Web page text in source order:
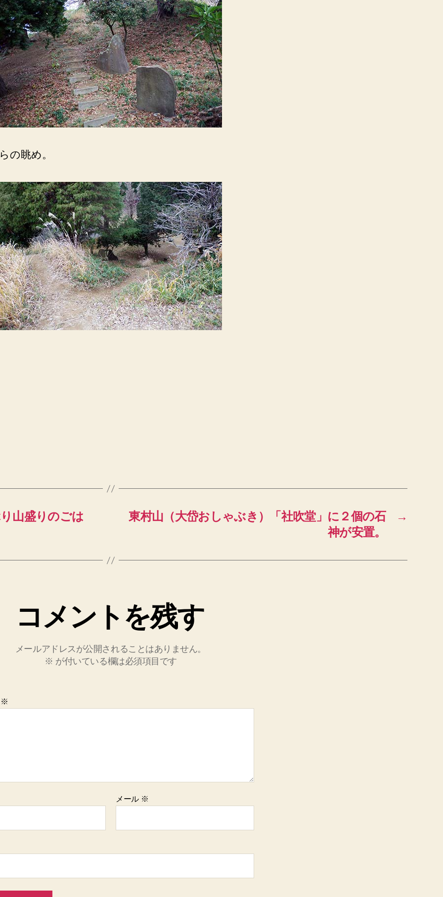
の眺め。
山盛りのごは →
東村山（大岱おしゃぶき）「社吹堂」に２個の石
神が安置。
コメントを残す
メールアドレスが公開されることはありません。
※ が付いている欄は必須項目です
※
メール ※